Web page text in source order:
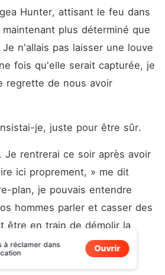
Hunter, attisant le feu dans
plus déterminé que
n'allais pas laisser une louve
fois qu'elle serait capturée, je
regrette de nous avoir
je, juste pour être sûr.
Je rentrerai ce soir après avoir
ici proprement, » me dit
plan, je pouvais entendre
hommes parler et casser des
être en train de démolir la
trouver d'autres choses
à réclamer dans
Ouvrir